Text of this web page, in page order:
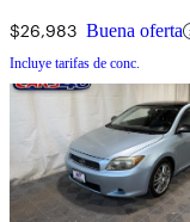
$26,983 Buena oferta
Incluye tarifas de conc.